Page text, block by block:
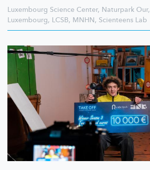
Luxembourg Science Center, Naturpark Our,
Luxembourg, LCSB, MNHN, Scienteens Lab